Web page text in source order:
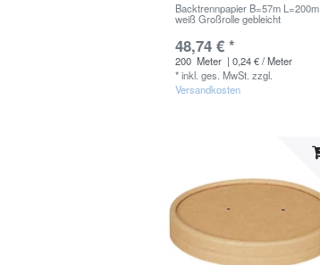
Backtrennpapier B=57m L=200m
weiß Großrolle gebleicht
48,74 € *
200 Meter | 0,24 € / Meter
*inkl. ges. MwSt. zzgl.
Versandkosten